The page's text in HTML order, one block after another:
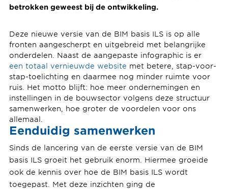
betrokken geweest bij de ontwikkeling.
Deze nieuwe versie van de BIM basis ILS is op alle
fronten aangescherpt en uitgebreid met belangrijke
onderdelen. Naast de aangepaste infographic is er
een totaal vernieuwde website met betere, stap-voor-
stap-toelichting en daarmee nog minder ruimte voor
ruis. Het motto blijft: hoe meer ondernemingen en
instellingen in de bouwsector volgens deze structuur
samenwerken, hoe groter de voordelen voor ons
allemaal.
Eenduidig samenwerken
Sinds de lancering van de eerste versie van de BIM
basis ILS groeit het gebruik enorm. Hiermee groeide
ook de kennis over hoe de BIM basis ILS wordt
toegepast. Met deze inzichten ging de